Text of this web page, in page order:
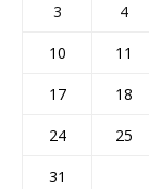
3
4
10
11
17
18
24
25
31